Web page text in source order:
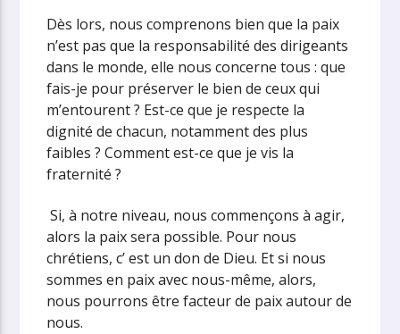
Dès lors, nous comprenons bien que la paix
n’est pas que la responsabilité des dirigeants
dans le monde, elle nous concerne tous : que
fais-je pour préserver le bien de ceux qui
m’entourent ? Est-ce que je respecte la
dignité de chacun, notamment des plus
faibles ? Comment est-ce que je vis la
fraternité ?
Si, à notre niveau, nous commençons à agir,
alors la paix sera possible. Pour nous
chrétiens, c’ est un don de Dieu. Et si nous
sommes en paix avec nous-même, alors,
nous pourrons être facteur de paix autour de
nous.